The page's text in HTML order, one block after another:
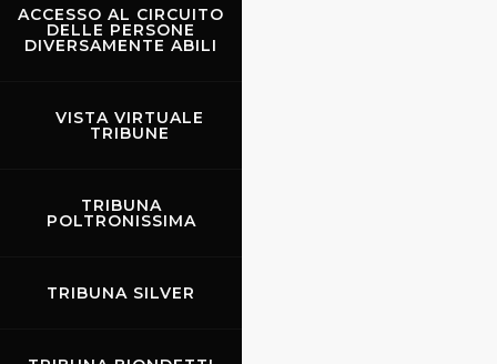
ACCESSO AL CIRCUITO
DELLE PERSONE
DIVERSAMENTE ABILI
VISTA VIRTUALE
TRIBUNE
TRIBUNA
POLTRONISSIMA
TRIBUNA SILVER